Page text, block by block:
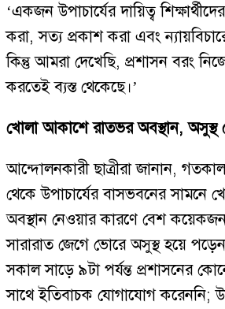
‘একজন উপাচার্যের দায়িত্ব
করা, সত্য প্রকাশ করা এবং
কিন্তু আমরা দেখেছি, প্রশাসন বরং
করতেই ব্যস্ত থেকেছে।’
খোলা আকাশে রাতভর অবস্থান,
আন্দোলনকারী ছাত্রীরা জানান,
থেকে উপাচার্যের বাসভবনের সামনে
অবস্থান নেওয়ার কারণে বেশ কয়েকজন
সারারাত জেগে ভোরে অসুস্থ হয়ে
সকাল সাড়ে ৯টা পর্যন্ত প্রশাসনের
সাথে ইতিবাচক যোগাযোগ করেননি;